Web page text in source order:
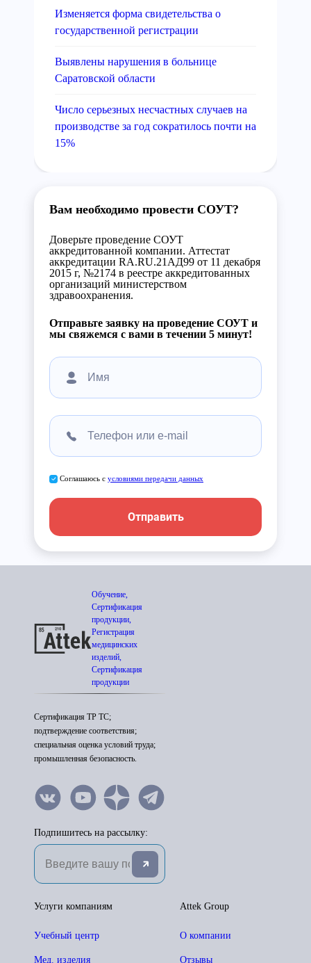
Изменяется форма свидетельства о
государственной регистрации
Выявлены нарушения в больнице
Саратовской области
Число серьезных несчастных случаев на
производстве за год сократилось почти на
15%
Вам необходимо провести СОУТ?
Доверьте проведение СОУТ
аккредитованной компании. Аттестат
аккредитации RA.RU.21АД99 от 11 декабря
2015 г, №2174 в реестре аккредитованных
организаций министерством
здравоохранения.
Отправьте заявку на проведение СОУТ и
мы свяжемся с вами в течении 5 минут!
Соглашаюсь с условиями передачи данных
Отправить
Обучение,
Сертификация
продукции,
Регистрация
медицинских
изделий,
Сертификация
продукции
Сертификация ТР ТС;
подтверждение соответствия;
специальная оценка условий труда;
промышленная безопасность.
Подпишитесь на рассылку:
Attek Group
О компании
Отзывы
Услуги компаниям
Учебный центр
Мед. изделия